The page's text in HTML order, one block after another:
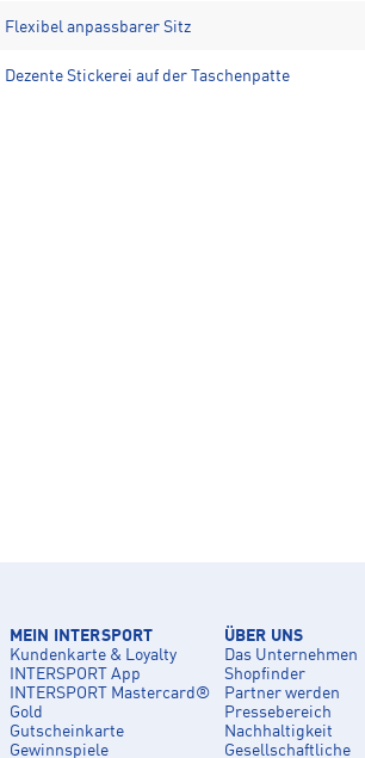
Flexibel anpassbarer Sitz
Dezente Stickerei auf der Taschenpatte
MEIN INTERSPORT
Kundenkarte & Loyalty
INTERSPORT App
INTERSPORT Mastercard®
Gold
Gutscheinkarte
Gewinnspiele
ÜBER UNS
Das Unternehmen
Shopfinder
Partner werden
Pressebereich
Nachhaltigkeit
Gesellschaftliche